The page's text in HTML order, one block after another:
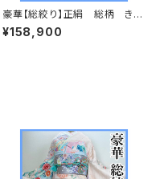
豪華【総絞り】正絹 総柄 きぬ
たや調 振袖セット s676
¥158,900